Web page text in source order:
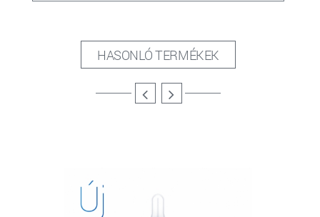
HASONLÓ TERMÉKEK